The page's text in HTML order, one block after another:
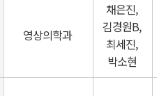
영상의학과
채은진,
김경원B,
최세진,
박소현